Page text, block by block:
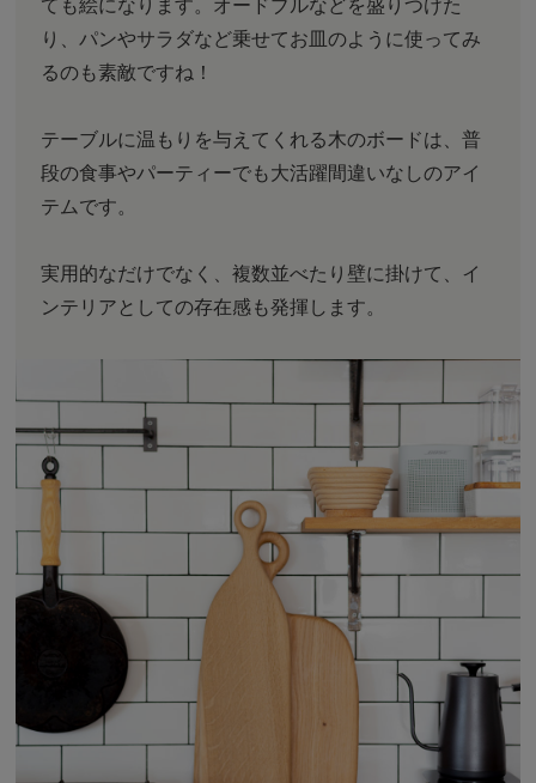
り、パンやサラダなど乗せてお皿のように使ってみ
るのも素敵ですね！
テーブルに温もりを与えてくれる木のボードは、普
段の食事やパーティーでも大活躍間違いなしのアイ
テムです。
実用的なだけでなく、複数並べたり壁に掛けて、イ
ンテリアとしての存在感も発揮します。